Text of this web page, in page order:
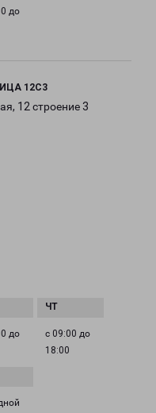
до
12С3
12 строение 3
до
с 09:00 до
18:00